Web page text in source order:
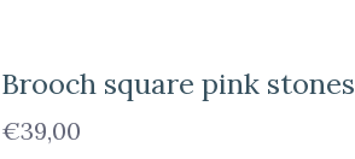
Brooch square pink stones
€39,00